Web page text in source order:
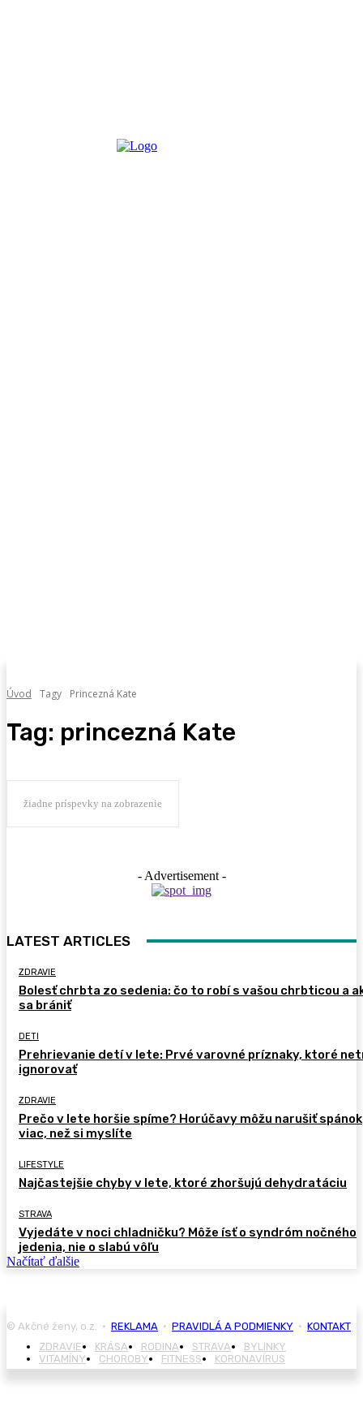
Úvod Tagy Princezná Kate
Tag: princezná Kate
žiadne príspevky na zobrazenie
- Advertisement -
LATEST ARTICLES
ZDRAVIE
Bolesť chrbta zo sedenia: čo to robí s vašou chrbticou a
sa brániť
DETI
Prehrievanie detí v lete: Prvé varovné príznaky, ktoré
ignorovať
ZDRAVIE
Prečo v lete horšie spíme? Horúčavy môžu narušiť spánok
viac, než si myslíte
LIFESTYLE
Najčastejšie chyby v lete, ktoré zhoršujú dehydratáciu
STRAVA
Vyjedáte v noci chladničku? Môže ísť o syndróm nočného
jedenia, nie o slabú vôľu
Načítať ďalšie
© Akčné ženy, o.z. • REKLAMA • PRAVIDLÁ A PODMIENKY • KONTAKT
ZDRAVIE
KRÁSA RODINA STRAVA
BYLINKY
VITAMÍNY
CHOROBY FITNESS KORONAVÍRUS